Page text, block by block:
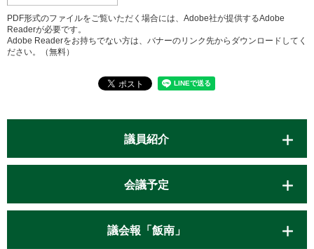
PDF形式のファイルをご覧いただく場合には、Adobe社が提供するAdobe
Readerが必要です。
Adobe Readerをお持ちでない方は、バナーのリンク先からダウンロードしてく
ださい。（無料）
議員紹介
会議予定
議会報「飯南」